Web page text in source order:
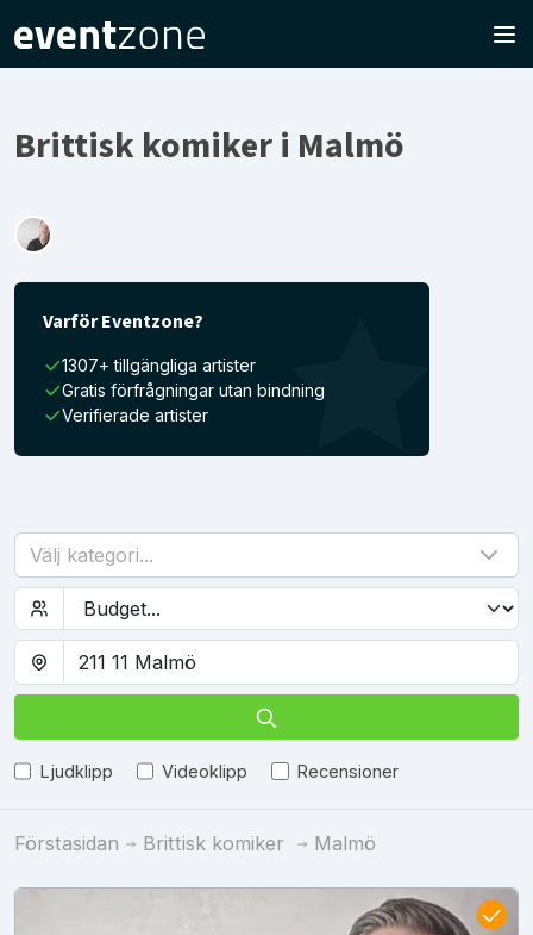
Brittisk komiker i Malmö
Varför Eventzone?
1307+ tillgängliga artister
Gratis förfrågningar utan bindning
Verifierade artister
Välj kategori...
Ljudklipp Videoklipp Recensioner
Förstasidan Brittisk komiker Malmö